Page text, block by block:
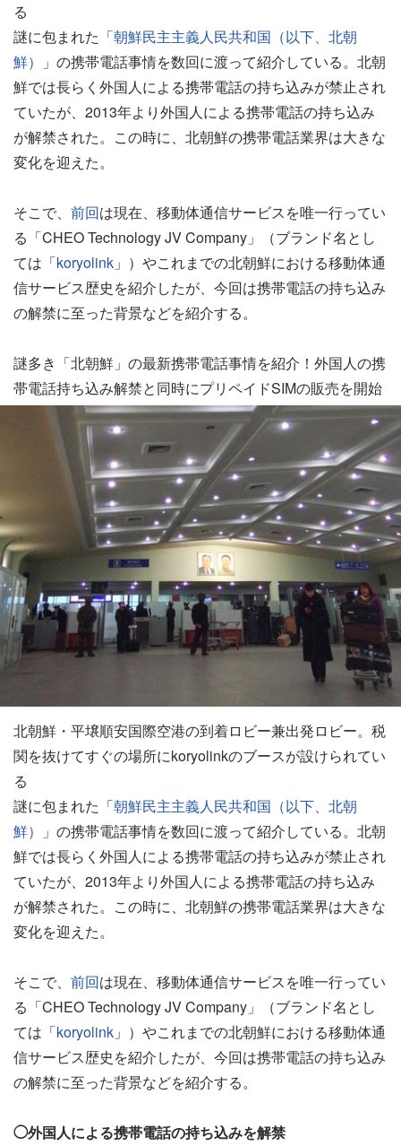
る
謎に包まれた「朝鮮民主主義人民共和国（以下、北朝
鮮）
」の携帯電話事情を数回に渡って紹介している。北朝
鮮では長らく外国人による携帯電話の持ち込みが禁止され
ていたが、2013年より外国人による携帯電話の持ち込み
が解禁された。この時に、北朝鮮の携帯電話業界は大きな
変化を迎えた。
そこで、 前回は現在、移動体通信サービスを唯一行ってい
る「CHEO Technology JV Company」（ブランド名とし
ては「koryolink 」）やこれまでの北朝鮮における移動体通
信サービス歴史を紹介したが、今回は携帯電話の持ち込み
の解禁に至った背景などを紹介する。
謎多き「北朝鮮」の最新携帯電話事情を紹介！外国人の携
帯電話持ち込み解禁と同時にプリペイドSIMの販売を開始
北朝鮮・平壌順安国際空港の到着ロビー兼出発ロビー。税
関を抜けてすぐの場所にkoryolinkのブースが設けられてい
る
謎に包まれた「朝鮮民主主義人民共和国（以下、北朝
鮮）
」の携帯電話事情を数回に渡って紹介している。北朝
鮮では長らく外国人による携帯電話の持ち込みが禁止され
ていたが、2013年より外国人による携帯電話の持ち込み
が解禁された。この時に、北朝鮮の携帯電話業界は大きな
変化を迎えた。
そこで、 前回は現在、移動体通信サービスを唯一行ってい
る「CHEO Technology JV Company」（ブランド名とし
ては「koryolink 」）やこれまでの北朝鮮における移動体通
信サービス歴史を紹介したが、今回は携帯電話の持ち込み
の解禁に至った背景などを紹介する。
◯外国人による携帯電話の持ち込みを解禁